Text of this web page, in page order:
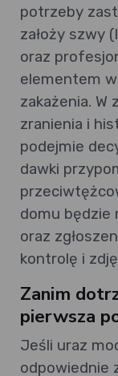
potrzeby
założy szwy
oraz
elementem
zakażenia. W
zranienia i
podejmie
dawki
domu będzie
oraz
kontrolę i
Zanim
pierwsza
Jeśli uraz
odpowiednie